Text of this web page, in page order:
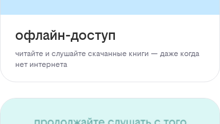
офлайн-доступ
читайте и слушайте скачанные книги — даже когда
нет интернета